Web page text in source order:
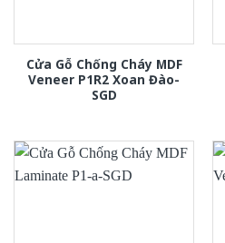
Cửa Gỗ Chống Cháy MDF
Veneer P1R2 Xoan Đào-
SGD